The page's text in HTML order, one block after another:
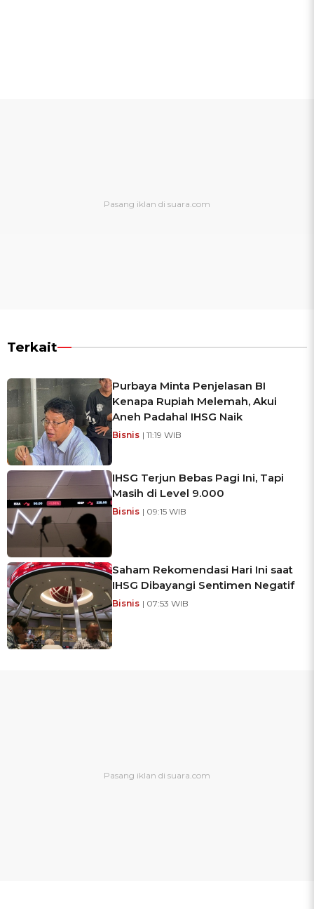
Terkait
Purbaya Minta Penjelasan BI
Kenapa Rupiah Melemah, Akui
Aneh Padahal IHSG Naik
Bisnis | 11:19 WIB
IHSG Terjun Bebas Pagi Ini, Tapi
Masih di Level 9.000
Bisnis | 09:15 WIB
Saham Rekomendasi Hari Ini saat
IHSG Dibayangi Sentimen Negatif
Bisnis | 07:53 WIB